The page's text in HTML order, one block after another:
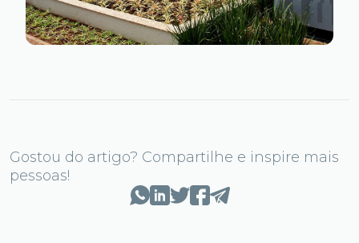
Gostou do artigo? Compartilhe e inspire mais
pessoas!